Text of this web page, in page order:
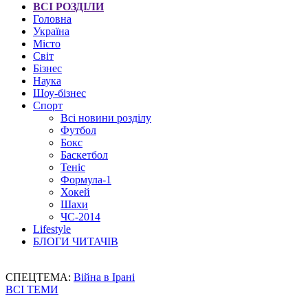
ВСІ РОЗДІЛИ
Головна
Україна
Місто
Світ
Бізнес
Наука
Шоу-бізнес
Спорт
Всі новини розділу
Футбол
Бокс
Баскетбол
Теніс
Формула-1
Хокей
Шахи
ЧС-2014
Lifestyle
БЛОГИ ЧИТАЧІВ
СПЕЦТЕМА: Війна в Ірані
ВСІ ТЕМИ